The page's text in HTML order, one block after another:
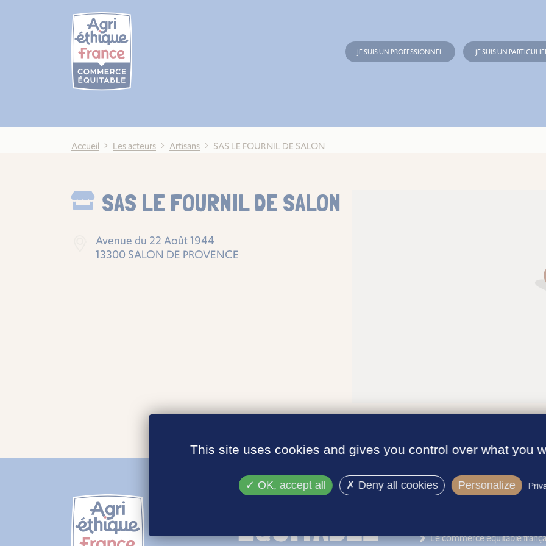
JE SUIS UN PROFESSIONNEL JE SUIS UN
Accueil Les acteurs Artisans SAS LE FOURNIL DE SALON
SAS LE FOURNIL DE SALON
Avenue du 22 Août 1944
13300 SALON DE PROVENCE
Le commerce équitable
This site uses cookies and gives you control over what you
OK, accept all Deny all cookies Personalize